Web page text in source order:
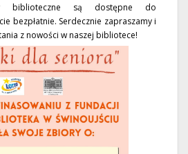
biblioteczne są dostępne do
bezpłatnie. Serdecznie zapraszamy i
z nowości w naszej bibliotece!